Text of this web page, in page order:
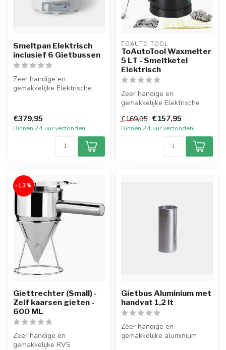
Smeltpan Elektrisch
inclusief 6 Gietbussen
Zeer handige en
gemakkelijke Elektrische
€379,95
Binnen 24 uur verzonden!
TOAUTO TOOL
ToAutoTool Waxmelter
5 LT - Smeltketel
Elektrisch
Zeer handige en
gemakkelijke Elektrische
van 5 liter v...
€169,95 €157,95
Binnen 24 uur verzonden!
-13%
Giettrechter (Small) -
Zelf kaarsen gieten -
600 ML
Zeer handige en
gemakkelijke RVS
Gietbus Aluminium met
handvat 1,2 lt
Zeer handige en
gemakkelijke aluminium